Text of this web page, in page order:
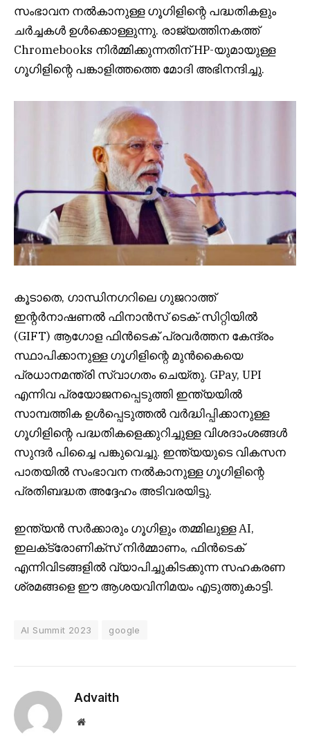
സംഭാവന നൽകാനുള്ള ഗൂഗിളിന്റെ പദ്ധതികളും
ചർച്ചകൾ ഉൾക്കൊള്ളുന്നു. രാജ്യത്തിനകത്ത്
Chromebooks നിർമ്മിക്കുന്നതിന് HP-യുമായുള്ള
ഗൂഗിളിന്റെ പങ്കാളിത്തത്തെ മോദി അഭിനന്ദിച്ചു.
കൂടാതെ, ഗാന്ധിനഗറിലെ ഗുജറാത്ത്
ഇന്റർനാഷണൽ ഫിനാൻസ് ടെക്-സിറ്റിയിൽ
(GIFT) ആഗോള ഫിൻടെക് പ്രവർത്തന കേന്ദ്രം
സ്ഥാപിക്കാനുള്ള ഗൂഗിളിന്റെ മുൻകൈയെ
പ്രധാനമന്ത്രി സ്വാഗതം ചെയ്തു. GPay, UPI
എന്നിവ പ്രയോജനപ്പെടുത്തി ഇന്ത്യയിൽ
സാമ്പത്തിക ഉൾപ്പെടുത്തൽ വർദ്ധിപ്പിക്കാനുള്ള
ഗൂഗിളിന്റെ പദ്ധതികളെക്കുറിച്ചുള്ള വിശദാംശങ്ങൾ
സുന്ദർ പിച്ചൈ പങ്കുവെച്ചു. ഇന്ത്യയുടെ വികസന
പാതയിൽ സംഭാവന നൽകാനുള്ള ഗൂഗിളിന്റെ
പ്രതിബദ്ധത അദ്ദേഹം അടിവരയിട്ടു.
ഇന്ത്യൻ സർക്കാരും ഗൂഗിളും തമ്മിലുള്ള AI,
ഇലക്‌ട്രോണിക്‌സ് നിർമ്മാണം, ഫിൻടെക്
എന്നിവിടങ്ങളിൽ വ്യാപിച്ചുകിടക്കുന്ന സഹകരണ
ശ്രമങ്ങളെ ഈ ആശയവിനിമയം എടുത്തുകാട്ടി.
AI Summit 2023 google
Advaith
Website